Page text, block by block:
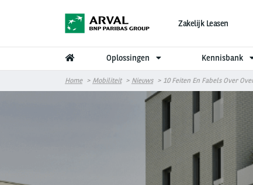
Zakelijk Leasen
Oplossingen Kennisbank
Home Mobiliteit Nieuws 10 Feiten En Fabels Over